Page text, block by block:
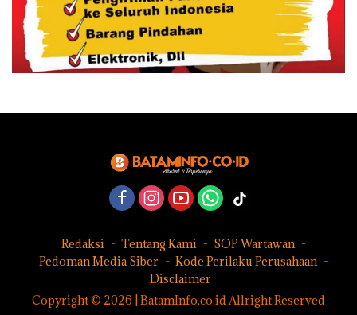
Redaksi Tentang Kami
SOP Wartawan
Pedoman Media Siber
Kode Perilaku Perusahaan
Disclaimer
Copyright © 2026 | BatamInfo.co.id Allright Reserved